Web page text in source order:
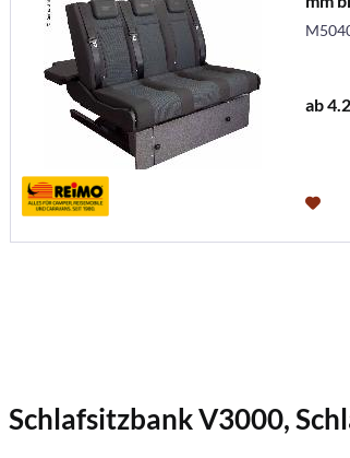
ab
Schlafsitzbank V3000,